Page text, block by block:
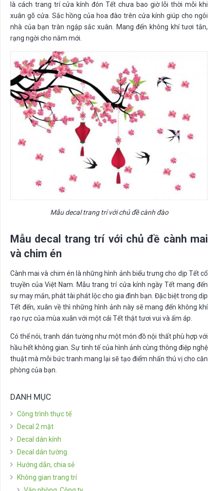
là cách trang trí cửa kính đón Tết chưa bao giờ lỗi thời mỗi khi
xuân gõ cửa. Sắc hồng của hoa đào trên cửa kính giúp cho ngôi
nhà của bạn tràn ngập sắc xuân. Mang đến không khí tươi tắn,
rạng ngời cho năm mới.
Mẫu decal trang trí với chủ đề cành đào
Mẫu decal trang trí với chủ đề cành mai
và chim én
Cành mai và chim én là những hình ảnh biểu trưng cho dịp Tết cổ
truyền của Việt Nam. Mẫu trang trí cửa kính ngày Tết mang đến
sự may mắn, phát tài phát lộc cho gia đình bạn. Đặc biệt trong dịp
Tết đến, xuân về thì những hình ảnh này sẽ mang đến không khí
rạo rực của mùa xuân với một cái Tết thật tươi vui và ấm áp.
Có thể nói, tranh dán tường như một món đồ nội thất phù hợp với
hầu hết không gian. Sự tinh tế của hình ảnh cùng thông điệp nghệ
thuật mà mỗi bức tranh mang lại sẽ tạo điểm nhấn thú vị cho căn
phòng của bạn.
DANH MỤC
Công trình thực tế
Decal 2 mặt
Decal dán kính
Decal dán tường
Hướng dẫn, chia sẻ
Không gian trang trí